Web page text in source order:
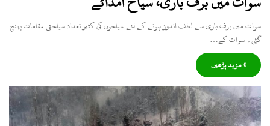
سوات میں برف باری سے لطف اندوز ہونے کے لئے سیاحوں کی کثیر تعداد سیاحتی مقامات پہنچ
گئی۔ سوات کے…
» مزید پڑھیں